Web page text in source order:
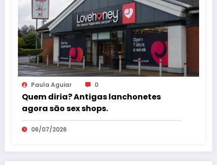
Paula Aguiar 0
Quem diria? Antigas lanchonetes
agora são sex shops.
06/07/2026